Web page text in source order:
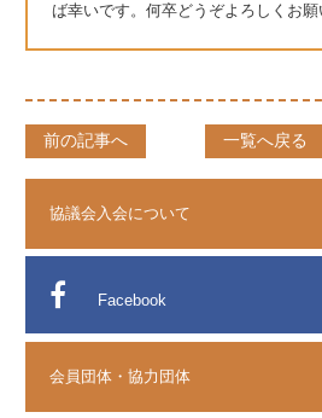
ば幸いです。何卒どうぞよろしくお願
前の記事へ 一覧へ戻る
協議会入会について
Facebook
会員団体・協力団体